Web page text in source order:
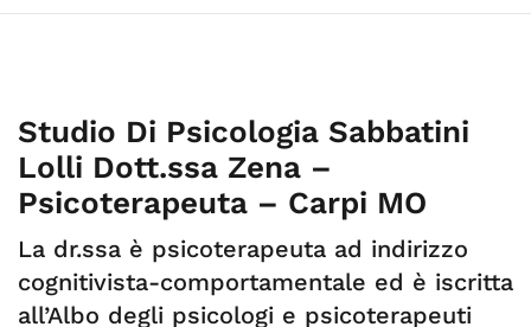
Studio Di Psicologia Sabbatini
Lolli Dott.ssa Zena –
Psicoterapeuta – Carpi MO
La dr.ssa è psicoterapeuta ad indirizzo
cognitivista-comportamentale ed è iscritta
all’Albo degli psicologi e psicoterapeuti